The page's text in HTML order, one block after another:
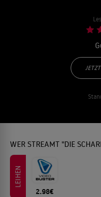
WER STREAMT "DIE
LEIHEN
2.98€